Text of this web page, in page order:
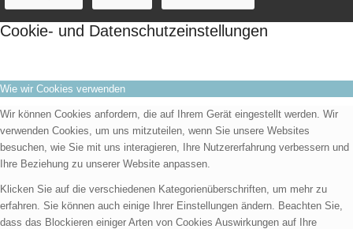
Cookie- und Datenschutzeinstellungen
Wie wir Cookies verwenden
Wir können Cookies anfordern, die auf Ihrem Gerät eingestellt werden. Wir
verwenden Cookies, um uns mitzuteilen, wenn Sie unsere Websites
besuchen, wie Sie mit uns interagieren, Ihre Nutzererfahrung verbessern und
Ihre Beziehung zu unserer Website anpassen.
Klicken Sie auf die verschiedenen Kategorienüberschriften, um mehr zu
erfahren. Sie können auch einige Ihrer Einstellungen ändern. Beachten Sie,
dass das Blockieren einiger Arten von Cookies Auswirkungen auf Ihre